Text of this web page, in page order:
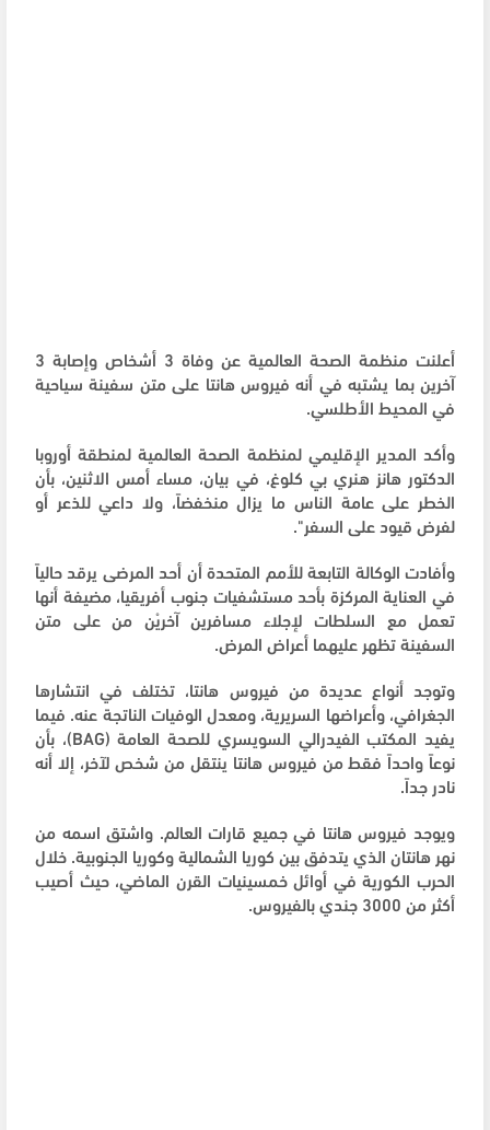
أعلنت منظمة الصحة العالمية عن وفاة 3 أشخاص وإصابة 3
آخرين بما يشتبه في أنه فيروس هانتا على متن سفينة سياحية
في المحيط الأطلسي.
وأكد المدير الإقليمي لمنظمة الصحة العالمية لمنطقة أوروبا
الدكتور هانز هنري بي كلوغ، في بيان، مساء أمس الاثنين، بأن
الخطر على عامة الناس ما يزال منخفضاً، ولا داعي للذعر أو
لفرض قيود على السفر".
وأفادت الوكالة التابعة للأمم المتحدة أن أحد المرضى يرقد حالياً
في العناية المركزة بأحد مستشفيات جنوب أفريقيا، مضيفة أنها
تعمل مع السلطات لإجلاء مسافرين آخريْن من على متن
السفينة تظهر عليهما أعراض المرض.
وتوجد أنواع عديدة من فيروس هانتا، تختلف في انتشارها
الجغرافي، وأعراضها السريرية، ومعدل الوفيات الناتجة عنه. فيما
يفيد المكتب الفيدرالي السويسري للصحة العامة (BAG)، بأن
نوعاً واحداً فقط من فيروس هانتا ينتقل من شخص لآخر، إلا أنه
نادر جداً.
ويوجد فيروس هانتا في جميع قارات العالم. واشتق اسمه من
نهر هانتان الذي يتدفق بين كوريا الشمالية وكوريا الجنوبية. خلال
الحرب الكورية في أوائل خمسينيات القرن الماضي، حيث أصيب
أكثر من 3000 جندي بالفيروس.